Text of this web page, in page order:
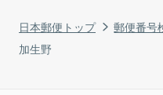
日本郵便トップ 郵便番号
加生野